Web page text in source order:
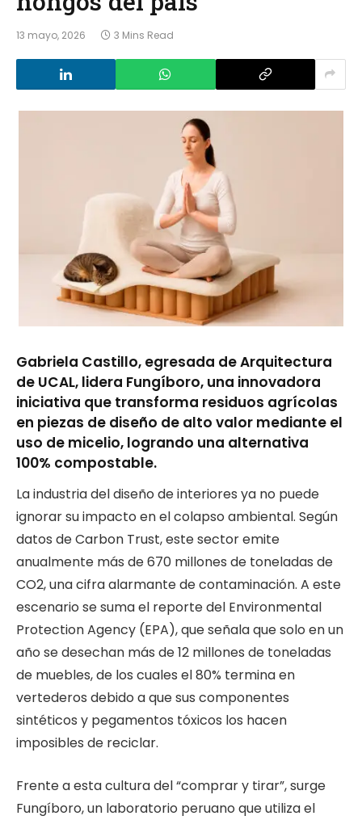
13 mayo, 2026 3 Mins Read
Gabriela Castillo, egresada de Arquitectura
de UCAL, lidera Fungíboro, una innovadora
iniciativa que transforma residuos agrícolas
en piezas de diseño de alto valor mediante el
uso de micelio, logrando una alternativa
100% compostable.
La industria del diseño de interiores ya no puede
ignorar su impacto en el colapso ambiental. Según
datos de Carbon Trust, este sector emite
anualmente más de 670 millones de toneladas de
CO2, una cifra alarmante de contaminación. A este
escenario se suma el reporte del Environmental
Protection Agency (EPA), que señala que solo en un
año se desechan más de 12 millones de toneladas
de muebles, de los cuales el 80% termina en
vertederos debido a que sus componentes
sintéticos y pegamentos tóxicos los hacen
imposibles de reciclar.
Frente a esta cultura del “comprar y tirar”, surge
Fungíboro, un laboratorio peruano que utiliza el